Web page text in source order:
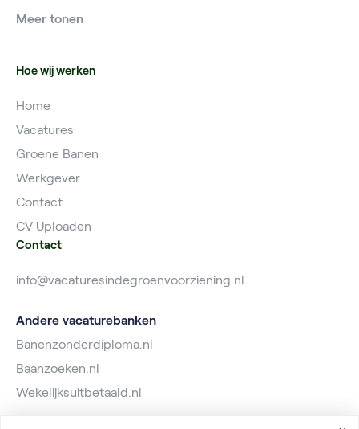
Vacatures Planner
Meer tonen
Hoe wij werken
Home
Vacatures
Groene Banen
Werkgever
Contact
CV Uploaden
Contact
info@vacaturesindegroenvoorziening.nl
Andere vacaturebanken
Banenzonderdiploma.nl
Baanzoeken.nl
Wekelijksuitbetaald.nl